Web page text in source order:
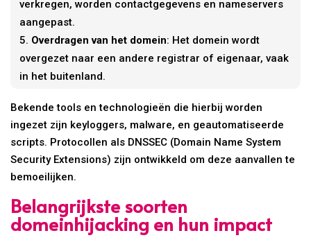
verkregen, worden contactgegevens en nameservers
aangepast.
Overdragen van het domein: Het domein wordt
overgezet naar een andere registrar of eigenaar, vaak
in het buitenland.
Bekende tools en technologieën die hierbij worden
ingezet zijn keyloggers, malware, en geautomatiseerde
scripts. Protocollen als DNSSEC (Domain Name System
Security Extensions) zijn ontwikkeld om deze aanvallen te
bemoeilijken.
Belangrijkste soorten
domeinhijacking en hun impact